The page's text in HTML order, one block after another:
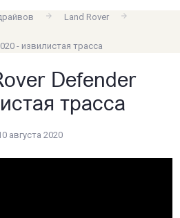
Land Rover
- извилистая трасса
Defender
трасса
августа 2020